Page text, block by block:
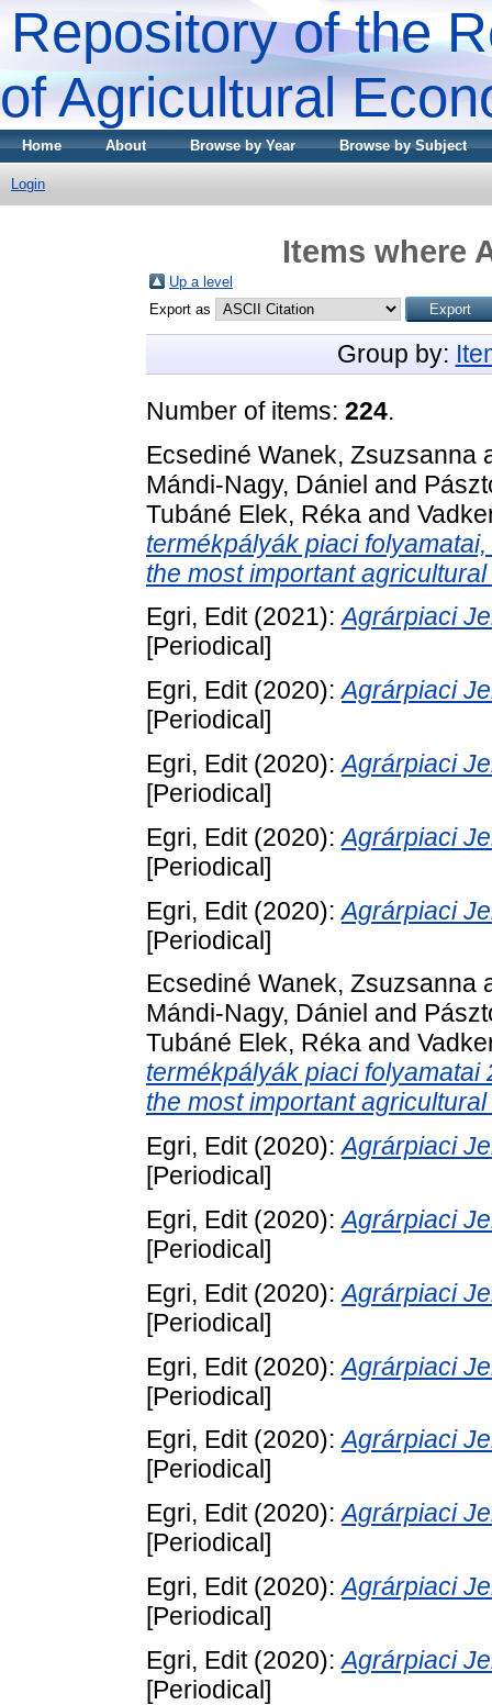
Repository of the
of Agricultural
Home About Browse by Year Browse by Subject
Login
Items where
Up a level
Export as
Group by:
Number of items: 224.
Ecsediné Wanek, Zsuzsanna
Mándi-Nagy, Dániel and
Tubáné Elek, Réka and
termékpályák piaci
the most important
Egri, Edit(2021):Agrárpiaci
[Periodical]
Egri, Edit(2020):Agrárpiaci
[Periodical]
Egri, Edit(2020):Agrárpiaci
[Periodical]
Egri, Edit(2020):Agrárpiaci
[Periodical]
Egri, Edit(2020):Agrárpiaci
[Periodical]
Ecsediné Wanek, Zsuzsanna
Mándi-Nagy, Dániel and
Tubáné Elek, Réka and
termékpályák piaci
the most important
Egri, Edit(2020):Agrárpiaci
[Periodical]
Egri, Edit(2020):Agrárpiaci
[Periodical]
Egri, Edit(2020):Agrárpiaci
[Periodical]
Egri, Edit(2020):Agrárpiaci
[Periodical]
Egri, Edit(2020):Agrárpiaci
[Periodical]
Egri, Edit(2020):Agrárpiaci
[Periodical]
Egri, Edit(2020):Agrárpiaci
[Periodical]
Egri, Edit(2020):Agrárpiaci
[Periodical]